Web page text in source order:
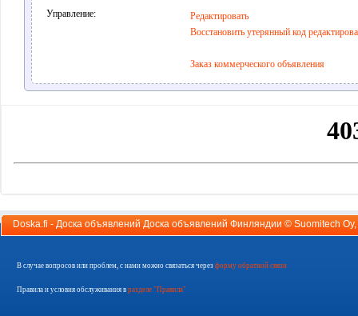
Управление:
Редактировать
Восстановить утерянный код
Заказ коммерческого объявления
Doska.fi - Доска объявлений Доска объявлений Финляндии © Suomitech Oy
В случае вопросов или проблем, с нами можно связаться через форму обратной связи
Правила и условия обслуживания в разделе "Правила"